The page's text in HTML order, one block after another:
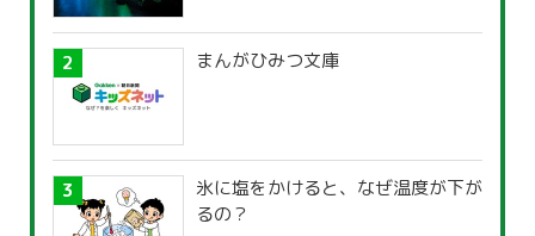
まんがひみつ文庫
氷に塩をかけると、なぜ温度が下が
るの？